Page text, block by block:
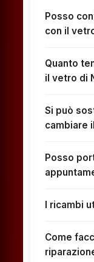
Posso
con il
Quanto
il vetro di
Si può
cambiare
Posso
I ricambi
Come